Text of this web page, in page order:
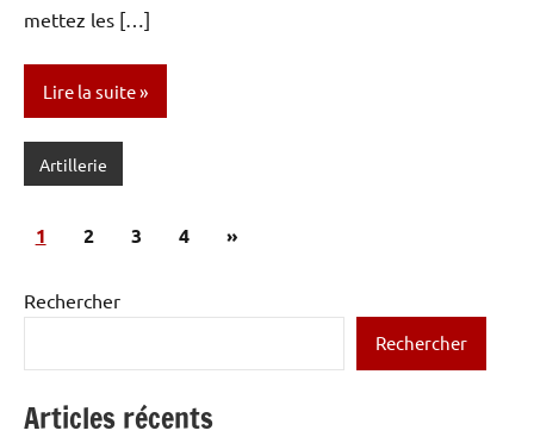
mettez les […]
Lire la suite
Artillerie
Pagination
publications
1 2 3 4
Articles
»
Rechercher
Rechercher
Articles récents